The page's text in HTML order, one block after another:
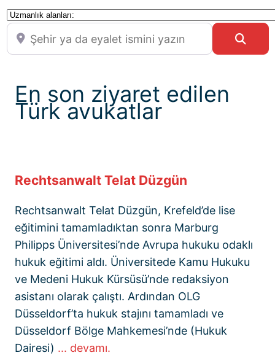
Uzmanlık alanları:
Şehir ya da eyalet ismini yazın
En son ziyaret edilen
Türk avukatlar
Rechtsanwalt Telat Düzgün
Rechtsanwalt Telat Düzgün, Krefeld’de lise
eğitimini tamamladıktan sonra Marburg
Philipps Üniversitesi’nde Avrupa hukuku odaklı
hukuk eğitimi aldı. Üniversitede Kamu Hukuku
ve Medeni Hukuk Kürsüsü’nde redaksiyon
asistanı olarak çalıştı. Ardından OLG
Düsseldorf’ta hukuk stajını tamamladı ve
Düsseldorf Bölge Mahkemesi’nde (Hukuk
Dairesi) ... devamı.